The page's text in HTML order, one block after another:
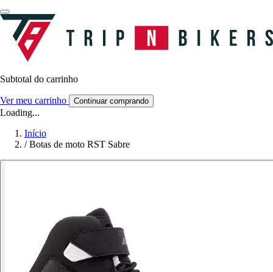
Subtotal do carrinho
Ver meu carrinho Continuar comprando
Loading...
Início
/ Botas de moto RST Sabre